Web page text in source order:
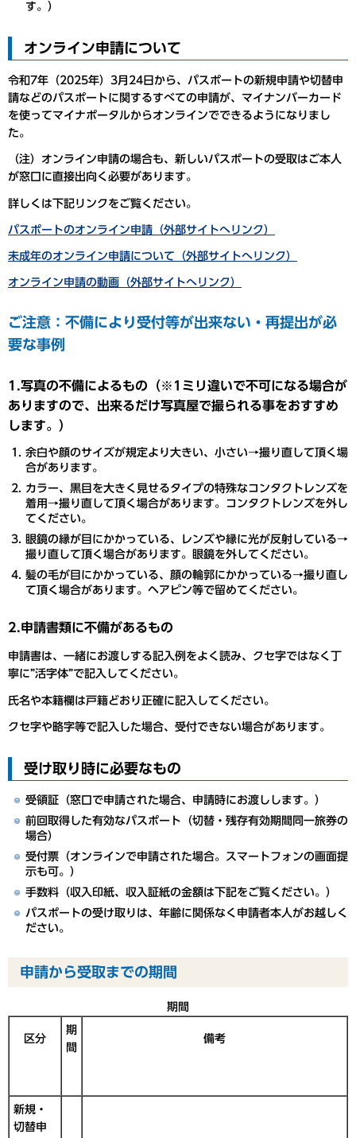
す。）
オンライン申請について
令和7年（2025年）3月24日から、パスポートの新規申請や切替申
請などのパスポートに関するすべての申請が、マイナンバーカード
を使ってマイナポータルからオンラインでできるようになりまし
た。
（注）オンライン申請の場合も、新しいパスポートの受取はご本人
が窓口に直接出向く必要があります。
詳しくは下記リンクをご覧ください。
パスポートのオンライン申請（外部サイトへリンク）
未成年のオンライン申請について（外部サイトへリンク）
オンライン申請の動画（外部サイトへリンク）
ご注意：不備により受付等が出来ない・再提出が必
要な事例
1.写真の不備によるもの（※1ミリ違いで不可になる場合が
ありますので、出来るだけ写真屋で撮られる事をおすすめ
します。）
余白や顔のサイズが規定より大きい、小さい→撮り直して頂く場
合があります。
カラー、黒目を大きく見せるタイプの特殊なコンタクトレンズを
着用→撮り直して頂く場合があります。コンタクトレンズを外し
てください。
眼鏡の縁が目にかかっている、レンズや縁に光が反射している→
撮り直して頂く場合があります。眼鏡を外してください。
髪の毛が目にかかっている、顔の輪郭にかかっている→撮り直し
て頂く場合があります。ヘアピン等で留めてください。
2.申請書類に不備があるもの
申請書は、一緒にお渡しする記入例をよく読み、クセ字ではなく丁
寧に”活字体”で記入してください。
氏名や本籍欄は戸籍どおり正確に記入 してください。
クセ字や略字等で記入した場合、受付できない場合があります。
受け取り時に必要なもの
受領証（窓口で申請された場合、申請時にお渡しします。）
前回取得した有効なパスポート（切替・残存有効期間同一旅券の
場合）
受付票（オンラインで申請された場合。スマートフォンの画面提
示も可。）
手数料（収入印紙、収入証紙の金額は下記をご覧ください。）
パスポートの受け取りは、年齢に関係なく申請者本人がお越しく
ださい。
申請から受取までの期間
期間
区分
期
間
備考
新規・
切替申